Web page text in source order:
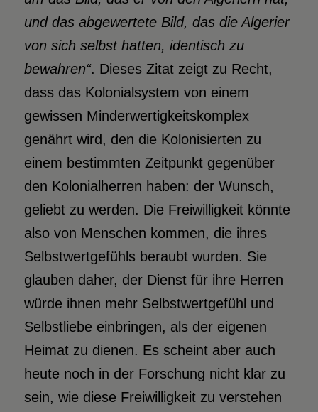
und das abgewertete Bild, das die Algerier
von sich selbst hatten, identisch zu
bewahren“. Dieses Zitat zeigt zu Recht,
dass das Kolonialsystem von einem
gewissen Minderwertigkeitskomplex
genährt wird, den die Kolonisierten zu
einem bestimmten Zeitpunkt gegenüber
den Kolonialherren haben: der Wunsch,
geliebt zu werden. Die Freiwilligkeit könnte
also von Menschen kommen, die ihres
Selbstwertgefühls beraubt wurden. Sie
glauben daher, der Dienst für ihre Herren
würde ihnen mehr Selbstwertgefühl und
Selbstliebe einbringen, als der eigenen
Heimat zu dienen. Es scheint aber auch
heute noch in der Forschung nicht klar zu
sein, wie diese Freiwilligkeit zu verstehen